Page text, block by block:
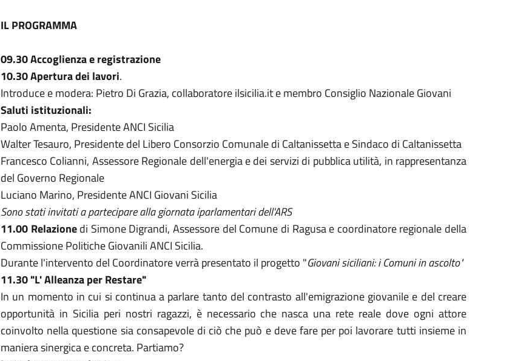
IL PROGRAMMA
09.30 Accoglienza e registrazione
10.30 Apertura dei lavori.
Introduce e modera: Pietro Di Grazia, collaboratore ilsicilia.it e membro Consiglio Nazionale Giovani
Saluti istituzionali:
Paolo Amenta, Presidente ANCI Sicilia
Walter Tesauro, Presidente del Libero Consorzio Comunale di Caltanissetta e Sindaco di Caltanissetta
Francesco Colianni, Assessore Regionale dell'energia e dei servizi di pubblica utilità, in rappresentanza
del Governo Regionale
Luciano Marino, Presidente ANCI Giovani Sicilia
Sono stati invitati a partecipare alla giornata iparlamentari dell'ARS
11.00 Relazionedi Simone Digrandi, Assessore del Comune di Ragusa e coordinatore regionale della
Commissione Politiche Giovanili ANCI Sicilia.
Durante l'intervento del Coordinatore verrà presentato il progetto "Giovani siciliani: i Comuni in ascolto"
11.30 "L' Alleanza per Restare"
In un momento in cui si continua a parlare tanto del contrasto all'emigrazione giovanile e del creare
opportunità in Sicilia peri nostri ragazzi, è necessario che nasca una rete reale dove ogni attore
coinvolto nella questione sia consapevole di ciò che può e deve fare per poi lavorare tutti insieme in
maniera sinergica e concreta. Partiamo?